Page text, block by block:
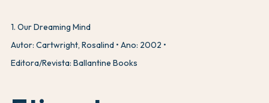
1. Our Dreaming Mind
Autor: Cartwright, Rosalind
Ano: 2002
Editora/Revista: Ballantine Books